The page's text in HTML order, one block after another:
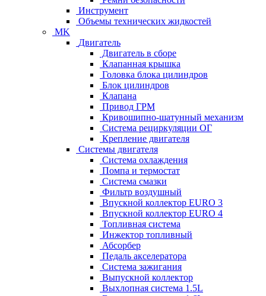
Инструмент
Объемы технических жидкостей
MK
Двигатель
Двигатель в сборе
Клапанная крышка
Головка блока цилиндров
Блок цилиндров
Клапана
Привод ГРМ
Кривошипно-шатунный механизм
Система рециркуляции ОГ
Крепление двигателя
Системы двигателя
Система охлаждения
Помпа и термостат
Система смазки
Фильтр воздушный
Впускной коллектор EURO 3
Впускной коллектор EURO 4
Топливная система
Инжектор топливный
Абсорбер
Педаль акселератора
Система зажигания
Выпускной коллектор
Выхлопная система 1.5L